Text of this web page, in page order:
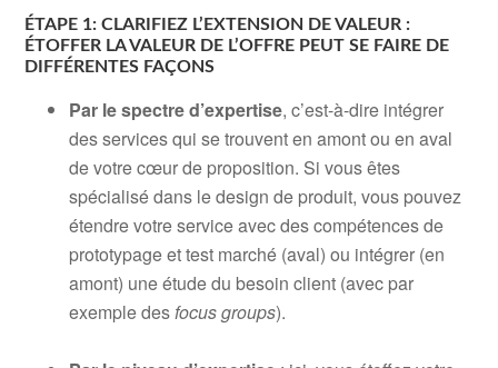
ÉTAPE 1: CLARIFIEZ L’EXTENSION DE VALEUR :
ÉTOFFER LA VALEUR DE L’OFFRE PEUT SE FAIRE DE
DIFFÉRENTES FAÇONS
Par le spectre d’expertise, c’est-à-dire intégrer
des services qui se trouvent en amont ou en aval
de votre cœur de proposition. Si vous êtes
spécialisé dans le design de produit, vous pouvez
étendre votre service avec des compétences de
prototypage et test marché (aval) ou intégrer (en
amont) une étude du besoin client (avec par
exemple desfocus groups).